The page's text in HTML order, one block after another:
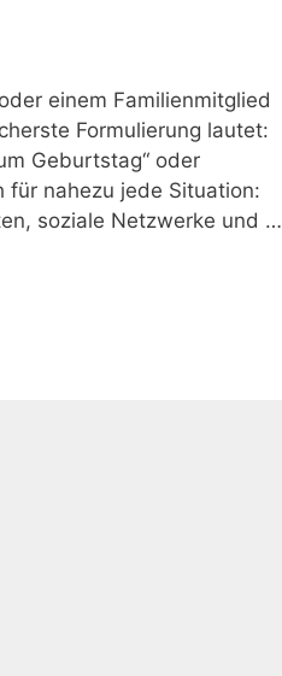
einem Familienmitglied
Formulierung lautet:
Geburtstag“ oder
für nahezu jede Situation:
soziale Netzwerke und …